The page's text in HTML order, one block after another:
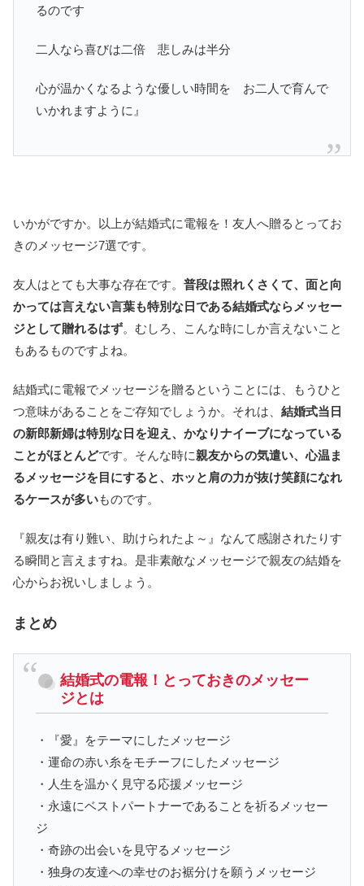
るのです
二人なら喜びは二倍 悲しみは半分
心が温かくなるような優しい時間を お二人で育んで
いかれますように』
いかがですか。以上が結婚式に電報を！友人へ贈るとってお
きのメッセージ7選です。
友人はとても大事な存在です。 普段は照れくさくて、面と向
かっては言えない言葉も特別な日である結婚式ならメッセー
ジとして贈れるはず。むしろ、こんな時にしか言えないこと
もあるものですよね。
結婚式に電報でメッセージを贈るということには、もうひと
つ意味があることをご存知でしょうか。それは、 結婚式当日
の新郎新婦は特別な日を迎え、かなりナイーブになっている
ことがほとんどです。そんな時に親友からの気遣い、心温ま
るメッセージを目にすると、ホッと肩の力が抜け笑顔になれ
るケースが多いものです。
『親友は有り難い、助けられたよ～』なんて感謝されたりす
る瞬間と言えますね。是非素敵なメッセージで親友の結婚を
心からお祝いしましょう。
まとめ
結婚式の電報！とっておきのメッセー
ジとは
・『愛』をテーマにしたメッセージ
・運命の赤い糸をモチーフにしたメッセージ
・人生を温かく見守る応援メッセージ
・永遠にベストパートナーであることを祈るメッセー
ジ
・奇跡の出会いを見守るメッセージ
・独身の友達への幸せのお裾分けを願うメッセージ